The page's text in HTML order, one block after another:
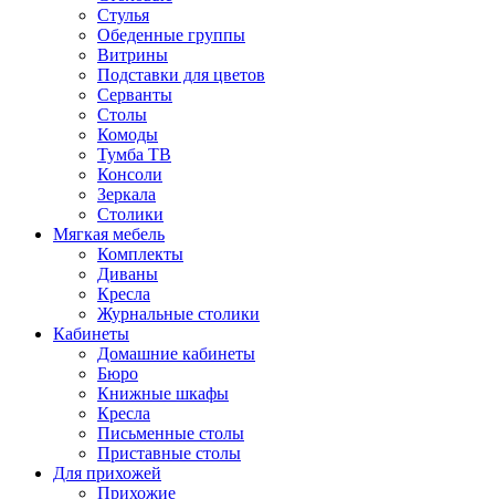
Стулья
Обеденные группы
Витрины
Подставки для цветов
Серванты
Столы
Комоды
Тумба ТВ
Консоли
Зеркала
Столики
Мягкая мебель
Комплекты
Диваны
Кресла
Журнальные столики
Кабинеты
Домашние кабинеты
Бюро
Книжные шкафы
Кресла
Письменные столы
Приставные столы
Для прихожей
Прихожие